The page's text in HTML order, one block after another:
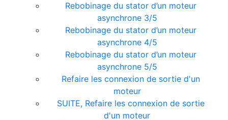
Rebobinage du stator d’un moteur
asynchrone 3/5
Rebobinage du stator d’un moteur
asynchrone 4/5
Rebobinage du stator d’un moteur
asynchrone 5/5
Refaire les connexion de sortie d'un
moteur
SUITE, Refaire les connexion de sortie
d'un moteur